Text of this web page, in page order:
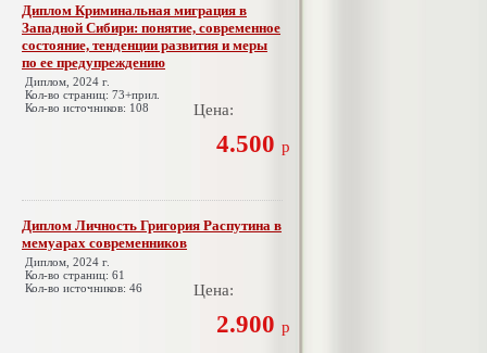
Диплом Криминальная миграция в
Западной Сибири: понятие, современное
состояние, тенденции развития и меры
по ее предупреждению
Диплом, 2024 г.
Кол-во страниц: 73+прил.
Кол-во источников: 108
Цена:
4.500 р
Диплом Личность Григория Распутина в
мемуарах современников
Диплом, 2024 г.
Кол-во страниц: 61
Кол-во источников: 46
Цена:
2.900 р